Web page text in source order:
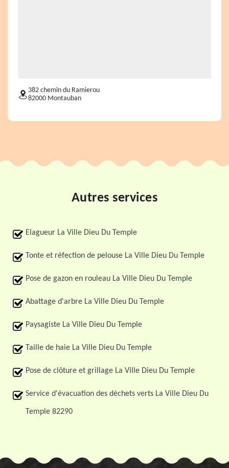
382 chemin du Ramierou
82000 Montauban
Autres services
Elagueur La Ville Dieu Du Temple
Tonte et réfection de pelouse La Ville Dieu Du Temple
Pose de gazon en rouleau La Ville Dieu Du Temple
Abattage d'arbre La Ville Dieu Du Temple
Paysagiste La Ville Dieu Du Temple
Taille de haie La Ville Dieu Du Temple
Pose de clôture et grillage La Ville Dieu Du Temple
Service d'évacuation des déchets verts La Ville Dieu Du
Temple 82290